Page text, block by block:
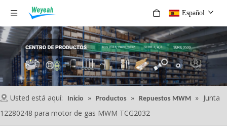
Español
Usted está aquí: Inicio » Productos » Repuestos MWM » Junta
12280248 para motor de gas MWM TCG2032